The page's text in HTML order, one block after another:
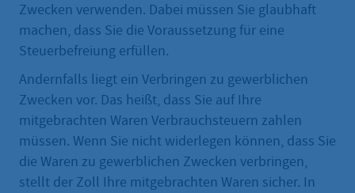
Zwecken verwenden. Dabei müssen Sie glaubhaft
machen, dass Sie die Voraussetzung für eine
Steuerbefreiung erfüllen.
Andernfalls liegt ein Verbringen zu gewerblichen
Zwecken vor. Das heißt, dass Sie auf Ihre
mitgebrachten Waren Verbrauchsteuern zahlen
müssen. Wenn Sie nicht widerlegen können, dass Sie
die Waren zu gewerblichen Zwecken verbringen,
stellt der Zoll Ihre mitgebrachten Waren sicher. In